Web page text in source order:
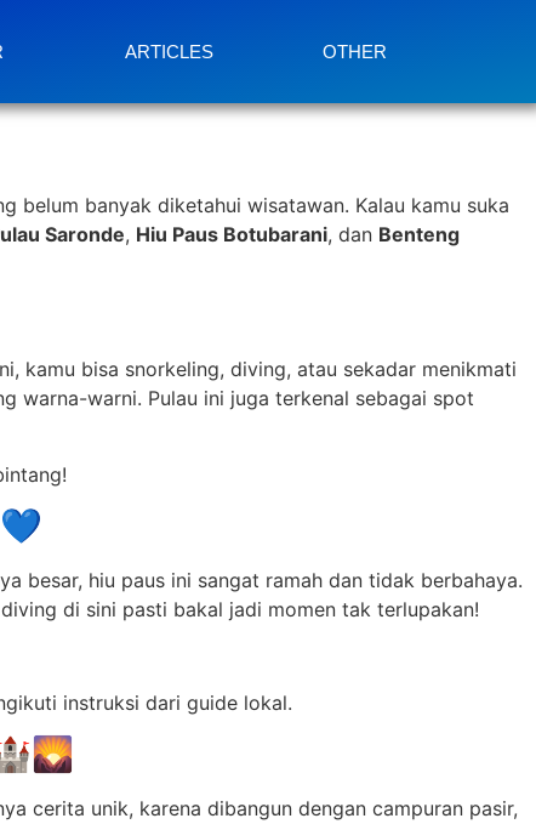
ARTICLES OTHER
belum banyak diketahui wisatawan. Kalau kamu suka
Saronde, Hiu Paus Botubarani, dan Benteng
kamu bisa snorkeling, diving, atau sekadar menikmati
warna-warni. Pulau ini juga terkenal sebagai spot
besar, hiu paus ini sangat ramah dan tidak berbahaya.
di sini pasti bakal jadi momen tak terlupakan!
instruksi dari guide lokal.
cerita unik, karena dibangun dengan campuran pasir,